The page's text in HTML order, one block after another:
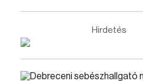
Hirdetés